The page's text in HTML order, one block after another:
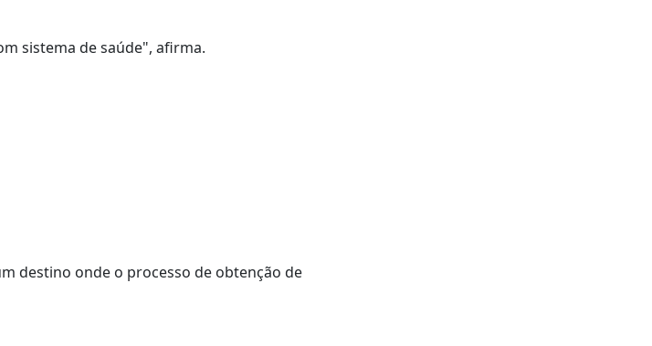
sistema de saúde", afirma.
destino onde o processo de obtenção de